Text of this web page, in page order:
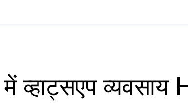
व्हाट्सएप